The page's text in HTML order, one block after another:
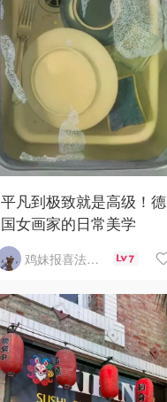
平凡到极致就是高级！德
国女画家的日常美学
鸡妹报喜法国实用信息版 7